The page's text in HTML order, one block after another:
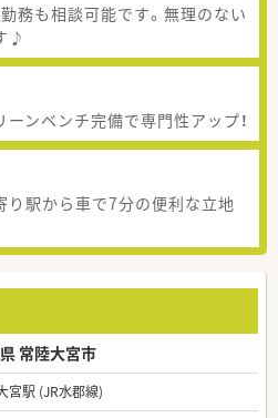
務も相談可能です。無理のない
♪
ンベンチ完備で専門性アップ！
り駅から車で7分の便利な立地
常陸大宮市
宮駅 (JR水郡線)